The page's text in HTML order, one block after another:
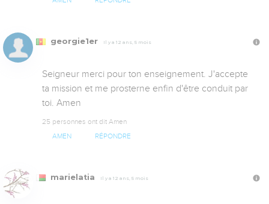
georgie1er Il y a 12 ans, 5 mois
Seigneur merci pour ton enseignement. J'accepte
ta mission et me prosterne enfin d'être conduit par
toi. Amen
25 personnes ont dit Amen
AMEN RÉPONDRE
marielatia Il y a 12 ans, 5 mois